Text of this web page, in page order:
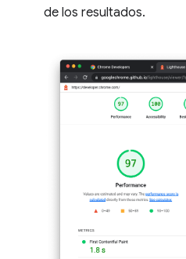
de los resultados.